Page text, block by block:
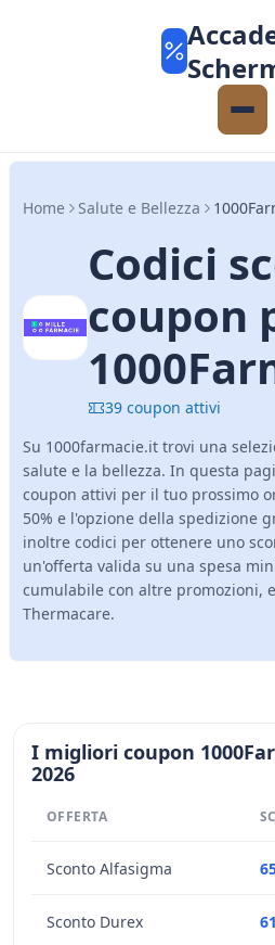
Home Salute e Bellezza
Codici
coupon
39 coupon attivi
Su 1000farmacie.it trovi una
salute e la bellezza. In questa
coupon attivi per il tuo prossimo
50% e l'opzione della spedizione
inoltre codici per ottenere uno
un'offerta valida su una spesa
cumulabile con altre promozioni,
Thermacare.
I migliori coupon
2026
OFFERTA
Sconto Alfasigma
Sconto Durex